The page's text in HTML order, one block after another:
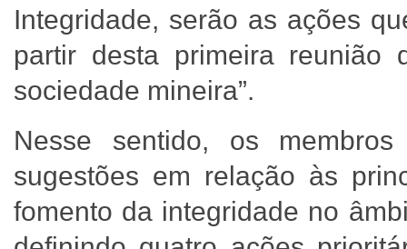
Integridade, serão as ações
partir desta primeira
sociedade mineira”.
Nesse sentido, os
sugestões em relação às
fomento da integridade no